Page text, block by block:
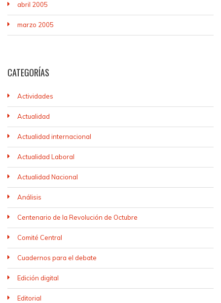
abril 2005
marzo 2005
CATEGORÍAS
Actividades
Actualidad
Actualidad internacional
Actualidad Laboral
Actualidad Nacional
Análisis
Centenario de la Revolución de Octubre
Comité Central
Cuadernos para el debate
Edición digital
Editorial